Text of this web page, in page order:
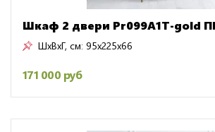
Шкаф 2 двери Pr099A1T-gold
ШxВxГ, см: 95x225x66
171 000 руб